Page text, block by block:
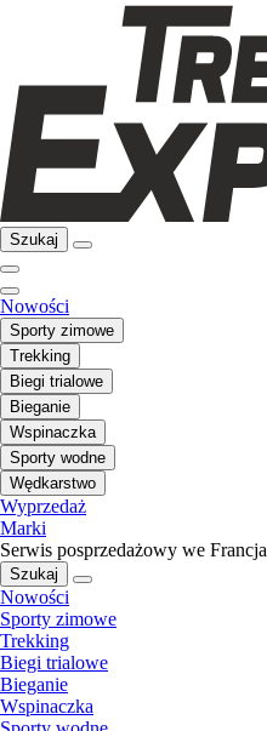
Szukaj
Nowości
Sporty zimowe
Trekking
Biegi trialowe
Bieganie
Wspinaczka
Sporty wodne
Wędkarstwo
Wyprzedaż
Marki
Serwis posprzedażowy we Francja
Szukaj
Nowości
Sporty zimowe
Trekking
Biegi trialowe
Bieganie
Wspinaczka